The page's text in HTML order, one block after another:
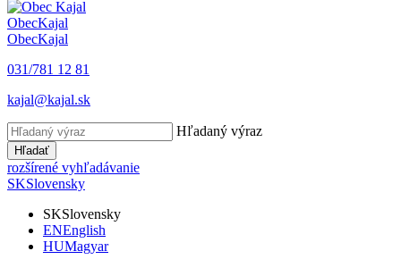
ObecKajal
ObecKajal
031/781 12 81
kajal@kajal.sk
Hľadaný výraz
Hľadať
rozšírené vyhľadávanie
SKSlovensky
SKSlovensky
ENEnglish
HUMagyar